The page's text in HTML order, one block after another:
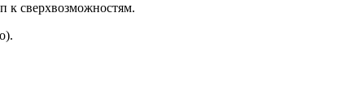
к сверхвозможностям.